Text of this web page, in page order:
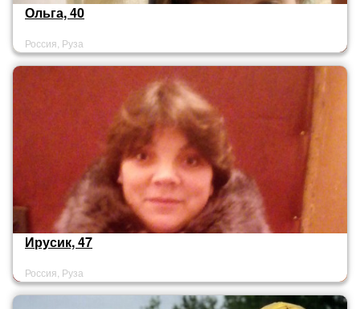
Ольга, 40
Россия, Руза
Ирусик, 47
Россия, Руза